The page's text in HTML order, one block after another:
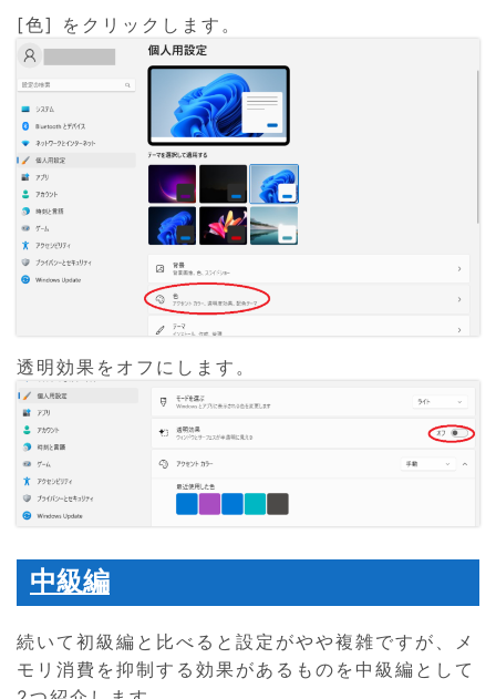
[色] をクリックします。
透明効果をオフにします。
中級編
続いて初級編と比べると設定がやや複雑ですが、メ
モリ消費を抑制する効果があるものを中級編として